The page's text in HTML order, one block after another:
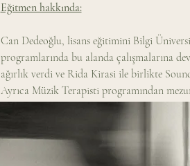
Eğitmen hakkında:
Can Dedeoğlu, lisans eğitimini Bilgi
programlarında bu alanda çalışmalarına
ağırlık verdi ve Rida Kirasi ile birlikte
Ayrıca Müzik Terapisti programından